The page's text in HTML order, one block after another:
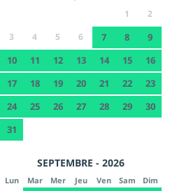
1
2
3
4 5 6 7 8
9
10
11 12 13 14 15
16
17
18 19 20 21 22
23
24
25 26 27 28 29
30
31
SEPTEMBRE - 2026
Lun Mar Mer Jeu Ven Sam Dim